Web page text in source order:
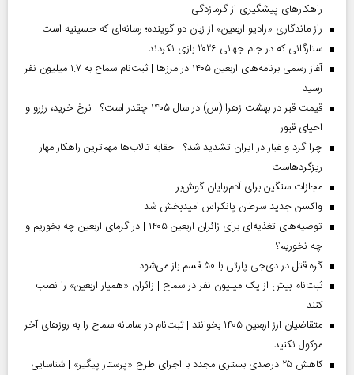
راهکارهای پیشگیری از گرمازدگی
راز ماندگاری «رادیو اربعین» از زبان دو گوینده؛ رسانه‌ای که حسینیه است
ستارگانی که در جام جهانی ۲۰۲۶ بازی نکردند
آغاز رسمی برنامه‌های اربعین ۱۴۰۵ در مرز‌ها | ثبت‌نام سماح به ۱.۷ میلیون نفر
رسید
قیمت قبر در بهشت زهرا (س) در سال ۱۴۰۵ چقدر است؟ | نرخ خرید، رزرو و
احیای قبور
چرا گرد و غبار در ایران تشدید شد؟ | حقابه تالاب‌ها مهم‌ترین راهکار مهار
ریزگردهاست
مجازات سنگین برای آدم‌ربایان گوش‌بر
واکسن جدید سرطان پانکراس امیدبخش شد
توصیه‌های تغذیه‌ای برای زائران اربعین ۱۴۰۵ | در گرمای اربعین چه بخوریم و
چه نخوریم؟
گره قتل در دی‌جی پارتی با ۵۰ قسم باز می‌شود
ثبت‌نام بیش از یک میلیون نفر در سماح | زائران «همیار اربعین» را نصب
کنند
متقاضیان ارز اربعین ۱۴۰۵ بخوانند | ثبت‌نام در سامانه سماح را به روز‌های آخر
موکول نکنید
کاهش ۲۵ درصدی بستری مجدد با اجرای طرح «پرستار پیگیر» | شناسایی